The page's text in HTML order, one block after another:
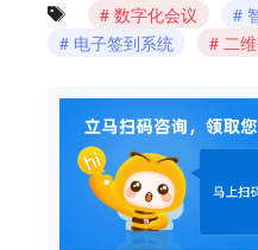
数字化会议
电子签到系统
二